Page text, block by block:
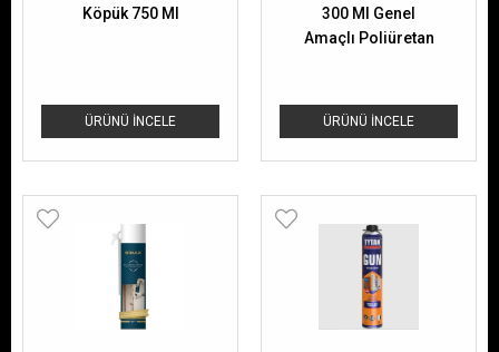
ÜRÜNÜ İNCELE
Köpük 750 Ml
ÜRÜNÜ İNCELE
300 Ml Genel
Amaçlı Poliüretan